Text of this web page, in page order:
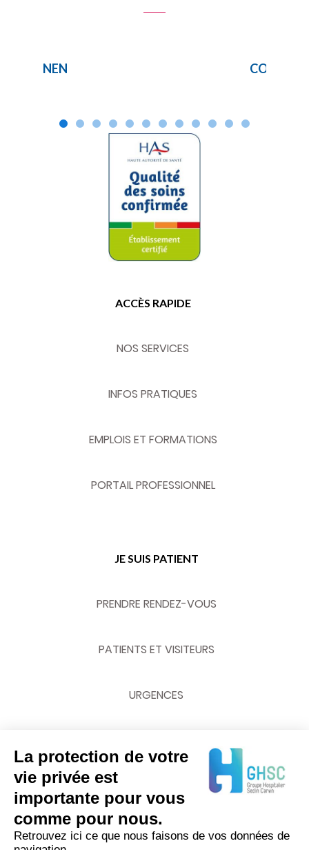
NEN
ACCÈS RAPIDE
NOS SERVICES
INFOS PRATIQUES
EMPLOIS ET FORMATIONS
PORTAIL PROFESSIONNEL
JE SUIS PATIENT
PRENDRE RENDEZ-VOUS
PATIENTS ET VISITEURS
URGENCES
03 20 62 70 00
La protection de votre
vie privée est
importante pour vous
comme pour nous.
Retrouvez ici ce que nous faisons de vos données de